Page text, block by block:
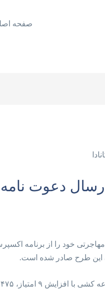
صفحه
دعوت
این طرح صادر شده است.
۹ امتیاز، ۴۷۵ بوده است.